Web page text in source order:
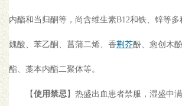
内酯和当归酮等，尚含维生素B12和铁、锌等
魏酸、苯乙酮、菖蒲二烯、香荆芥酚、愈创木
酯、藁本内酯二聚体等。
【使用禁忌 】热盛出血患者禁服，湿盛中